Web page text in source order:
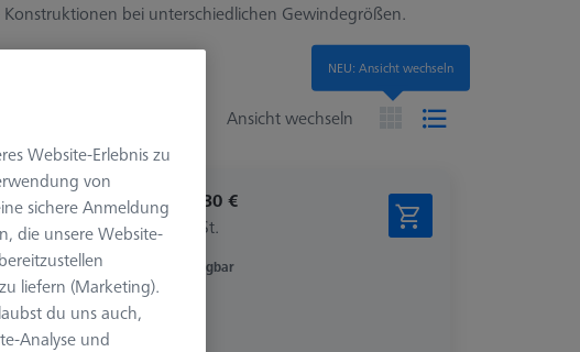
bei unterschiedlichen Gewindegrößen.
Ansicht wechseln
Acrylglas
1.599,30 €
zzgl. USt.
Verfügbar
NEU: Ansicht wechseln
Website-Erlebnis zu
von
sichere Anmeldung
die unsere Website-
liefern (Marketing).
du uns auch,
Analyse und